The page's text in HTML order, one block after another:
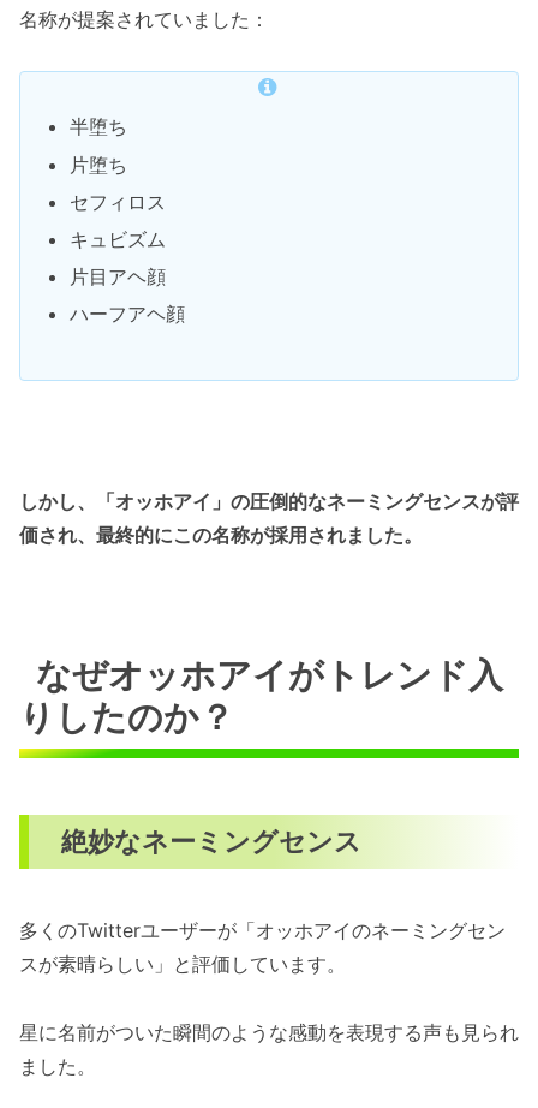
名称が提案されていました：
半堕ち
片堕ち
セフィロス
キュビズム
片目アヘ顔
ハーフアヘ顔
しかし、「オッホアイ」の圧倒的なネーミングセンスが評
価され、最終的にこの名称が採用されました。
なぜオッホアイがトレンド入
りしたのか？
絶妙なネーミングセンス
多くのTwitterユーザーが「オッホアイのネーミングセン
スが素晴らしい」と評価しています。
星に名前がついた瞬間のような感動を表現する声も見られ
ました。